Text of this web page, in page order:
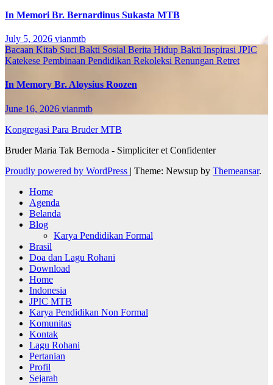
In Memori Br. Bernardinus Sukasta MTB
July 5, 2026 vianmtb
Bacaan Kitab Suci Bakti Sosial Berita Hidup Bakti Inspirasi JPIC
Katekese Pembinaan Pendidikan Rekoleksi Renungan Retret
In Memory Br. Aloysius Roozen
June 16, 2026 vianmtb
Kongregasi Para Bruder MTB
Bruder Maria Tak Bernoda - Simpliciter et Confidenter
Proudly powered by WordPress | Theme: Newsup by Themeansar.
Home
Agenda
Belanda
Blog
Karya Pendidikan Formal
Brasil
Doa dan Lagu Rohani
Download
Home
Indonesia
JPIC MTB
Karya Pendidikan Non Formal
Komunitas
Kontak
Lagu Rohani
Pertanian
Profil
Sejarah